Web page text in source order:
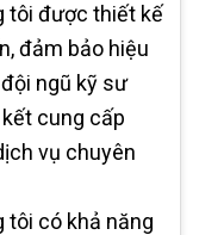
tôi được thiết kế
đảm bảo hiệu
ngũ kỹ sư
cung cấp
vụ chuyên
tôi có khả năng